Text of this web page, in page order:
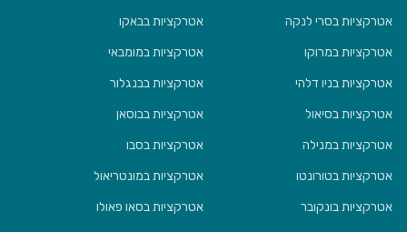
אטרקציות בסרי לנקה
אטרקציות בבאקו
אטרקציות במרוקו
אטרקציות במומבאי
אטרקציות בניו דלהי
אטרקציות בבנגלור
אטרקציות בסיאול
אטרקציות בבוסאן
אטרקציות במנילה
אטרקציות בסבו
אטרקציות בטורונטו
אטרקציות במונטריאול
אטרקציות בונקובר
אטרקציות בסאו פאולו